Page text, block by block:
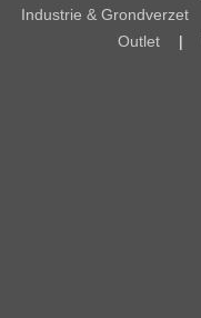
Industrie & Grondverzet
Outlet
|